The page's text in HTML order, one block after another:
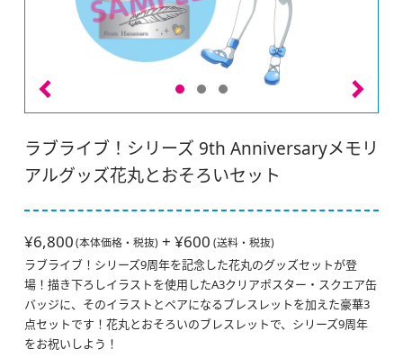
ラブライブ！シリーズ 9th Anniversaryメモリ
アルグッズ花丸とおそろいセット
¥6,800 (本体価格・税抜) + ¥600 (送料・税抜)
ラブライブ！シリーズ9周年を記念した花丸のグッズセットが登
場！描き下ろしイラストを使用したA3クリアポスター・スクエア缶
バッジに、そのイラストとペアになるブレスレットを加えた豪華3
点セットです！花丸とおそろいのブレスレットで、シリーズ9周年
をお祝いしよう！